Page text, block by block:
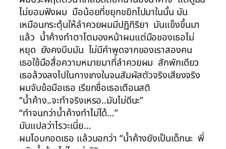
ไม่ยอมฟังผม มือน้อยที่ขยุกขยิกไปมาในนั้น มัน
เหมือนกระตุ้นให้ลำควยผมมีปฏิกิริยา มันแข็งขึ้นมา
แล้ว น้ำค้างทำตาโตมองหน้าผมแต่มือของเธอไม่
หยุด ยังคงบีบมัน ไม่มีคำพูดจากของเราสองคน
เธอใช้มือสื่อความหมายมาที่ลำควยผม สักพักเดียว
เธอล้วงลงไปในกางเกงในจนสัมผัสตัวจริงเสียงจริง
ผมจับข้อมือเธอ เรียกชื่อเธอเตือนสติ
“น้ำค้าง..จะทำจริงเหรอ..มันไม่ดีนะ”
“ทำจนกว่าน้ำค้างทำไม่ได้…”
มันแปลว่าไรวะเนี่ย…
ผมโอบกอดเธอ แล้วบอกว่า “น้ำค้างยังเป็นเด็กนะ พี่